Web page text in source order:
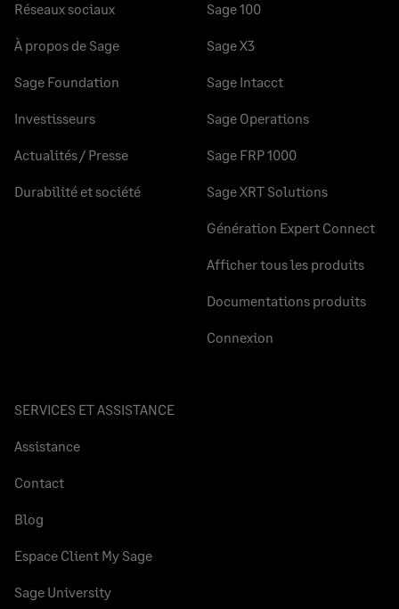
Réseaux sociaux
À propos de Sage
Sage Foundation
Investisseurs
Actualités / Presse
Durabilité et société
Sage 100
Sage X3
Sage Intacct
Sage Operations
Sage FRP 1000
Sage XRT Solutions
Génération Expert Connect
Afficher tous les produits
Documentations produits
Connexion
SERVICES ET ASSISTANCE
Assistance
Contact
Blog
Espace Client My Sage
Sage University